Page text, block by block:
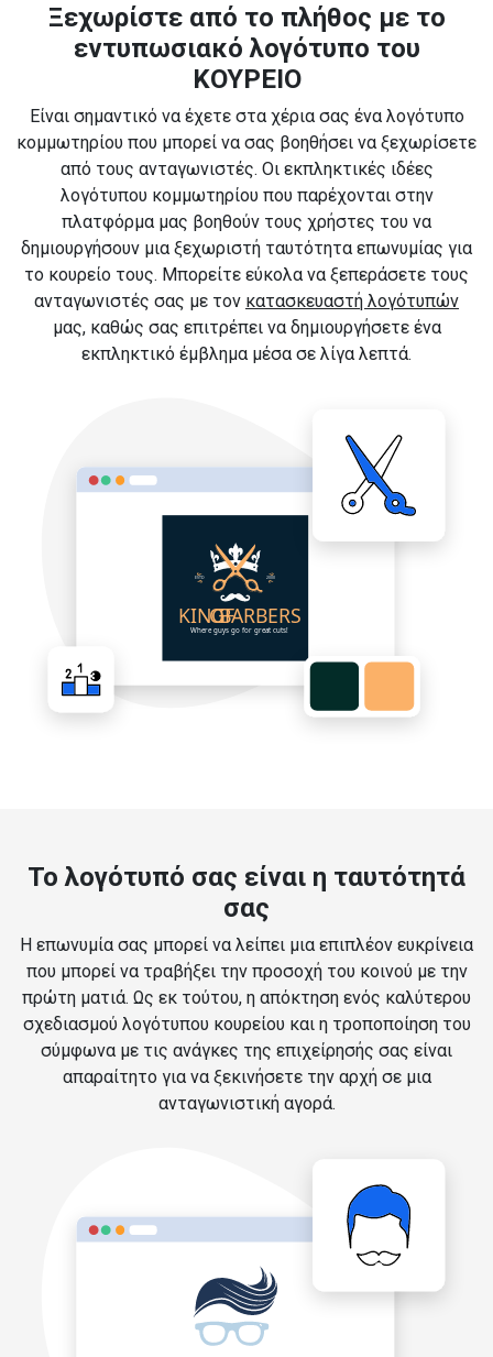
Ξεχωρίστε από το πλήθος με το
εντυπωσιακό λογότυπο του
ΚΟΥΡΕΙΟ
Είναι σημαντικό να έχετε στα χέρια σας ένα λογότυπο
κομμωτηρίου που μπορεί να σας βοηθήσει να ξεχωρίσετε
από τους ανταγωνιστές. Οι εκπληκτικές ιδέες
λογότυπου κομμωτηρίου που παρέχονται στην
πλατφόρμα μας βοηθούν τους χρήστες του να
δημιουργήσουν μια ξεχωριστή ταυτότητα επωνυμίας για
το κουρείο τους. Μπορείτε εύκολα να ξεπεράσετε τους
ανταγωνιστές σας με τον κατασκευαστή λογότυπών
μας, καθώς σας επιτρέπει να δημιουργήσετε ένα
εκπληκτικό έμβλημα μέσα σε λίγα λεπτά.
Το λογότυπό σας είναι η ταυτότητά
σας
Η επωνυμία σας μπορεί να λείπει μια επιπλέον ευκρίνεια
που μπορεί να τραβήξει την προσοχή του κοινού με την
πρώτη ματιά. Ως εκ τούτου, η απόκτηση ενός καλύτερου
σχεδιασμού λογότυπου κουρείου και η τροποποίηση του
σύμφωνα με τις ανάγκες της επιχείρησής σας είναι
απαραίτητο για να ξεκινήσετε την αρχή σε μια
ανταγωνιστική αγορά.